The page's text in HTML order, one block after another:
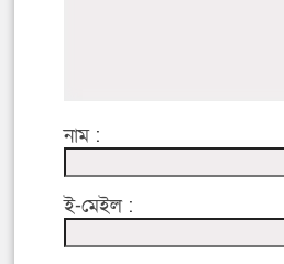
নাম :
ই-মেইল :